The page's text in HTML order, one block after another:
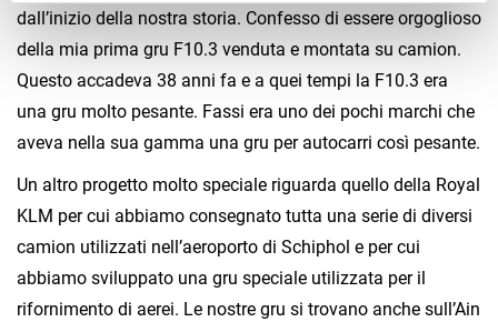
dall’inizio della nostra storia. Confesso di essere orgoglioso
della mia prima gru F10.3 venduta e montata su camion.
Questo accadeva 38 anni fa e a quei tempi la F10.3 era
una gru molto pesante. Fassi era uno dei pochi marchi che
aveva nella sua gamma una gru per autocarri così pesante.
Un altro progetto molto speciale riguarda quello della Royal
KLM per cui abbiamo consegnato tutta una serie di diversi
camion utilizzati nell’aeroporto di Schiphol e per cui
abbiamo sviluppato una gru speciale utilizzata per il
rifornimento di aerei. Le nostre gru si trovano anche sull’Ain